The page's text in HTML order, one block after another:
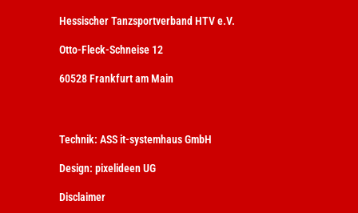
Hessischer Tanzsportverband HTV e.V.
Otto-Fleck-Schneise 12
60528 Frankfurt am Main
Technik: ASS it-systemhaus GmbH
Design: pixelideen UG
Disclaimer